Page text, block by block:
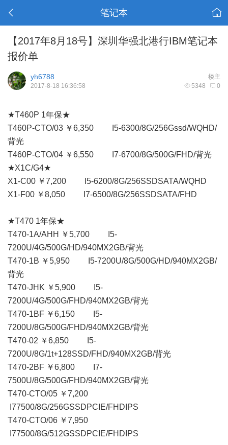
笔记本
【2017年8月18号】深圳华强北港行IBM笔记本
报价单
楼主
yh6788
5348 0
2017-8-18 16:36:58
★T460P 1年保★
T460P-CTO/03 ￥6,350 I5-6300/8G/256Gssd/WQHD/
背光
T460P-CTO/04 ￥6,550 I7-6700/8G/500G/FHD/背光
★X1C/G4★
X1-C00 ￥7,200 I5-6200/8G/256SSDSATA/WQHD
X1-F00 ￥8,050 I7-6500/8G/256SSDSATA/FHD
★T470 1年保★
T470-1A/AHH ￥5,700 I5-
7200U/4G/500G/HD/940MX2GB/背光
T470-1B ￥5,950 I5-7200U/8G/500G/HD/940MX2GB/
背光
T470-JHK ￥5,900 I5-
7200U/4G/500G/FHD/940MX2GB/背光
T470-1BF ￥6,150 I5-
7200U/8G/500G/FHD/940MX2GB/背光
T470-02 ￥6,850 I5-
7200U/8G/1t+128SSD/FHD/940MX2GB/背光
T470-2BF ￥6,800 I7-
7500U/8G/500G/FHD/940MX2GB/背光
T470-CTO/05 ￥7,200
I77500/8G/256GSSDPCIE/FHDIPS
T470-CTO/06 ￥7,950
I77500/8G/512GSSDPCIE/FHDIPS